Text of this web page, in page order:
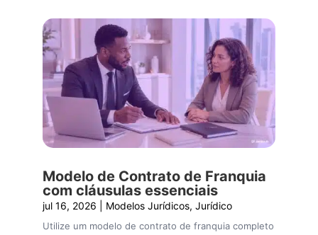
Modelo de Contrato de Franquia
com cláusulas essenciais
jul 16, 2026 Modelos Jurídicos, Jurídico
Utilize um modelo de contrato de franquia completo